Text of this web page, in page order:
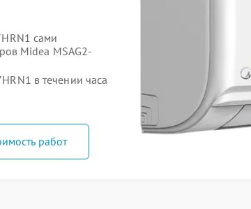
сами
Midea MSAG2-
в течении часа
работ